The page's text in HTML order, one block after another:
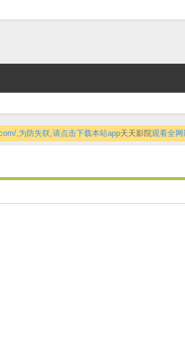
,为防失联,请点击下载本站app天天影院观看全网